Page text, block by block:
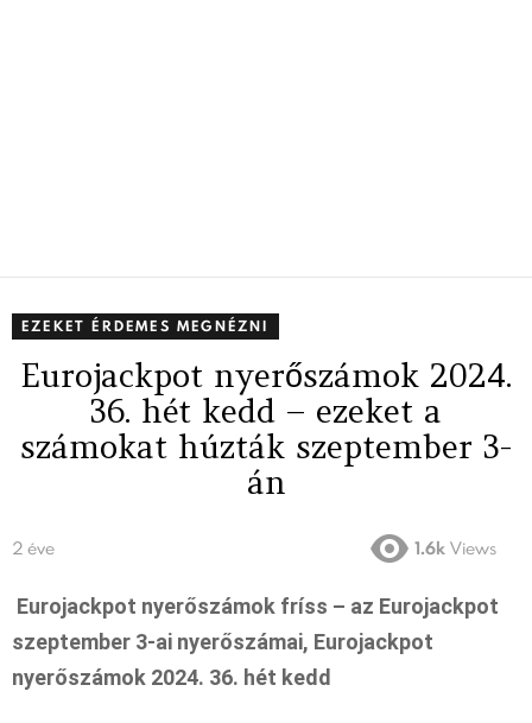
EZEKET ÉRDEMES MEGNÉZNI
Eurojackpot nyerőszámok 2024.
36. hét kedd – ezeket a
számokat húzták szeptember 3-
án
2 éve 1.6k Views
Eurojackpot nyerőszámok fríss – az Eurojackpot
szeptember 3-ai nyerőszámai, Eurojackpot
nyerőszámok 2024. 36. hét kedd